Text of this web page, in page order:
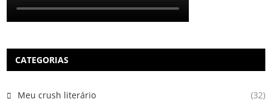
CATEGORIAS
Meu crush literário (32)